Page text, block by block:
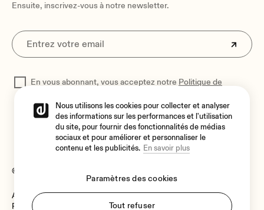
Ensuite, inscrivez-vous à notre newsletter.
En vous abonnant, vous acceptez notre Politique de
© 2026 Ecler
Avis juridique
Politique de cookies
Langue
Nous utilisons les cookies pour collecter et analyser
des informations sur les performances et l'utilisation
du site, pour fournir des fonctionnalités de médias
sociaux et pour améliorer et personnaliser le
contenu et les publicités. En savoir plus
Paramètres des cookies
Tout refuser